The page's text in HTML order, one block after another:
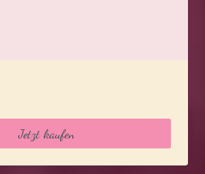
Jetzt kaufen